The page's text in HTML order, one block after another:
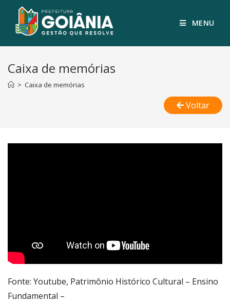
MENU
Caixa de memórias
> Caixa de memórias
Voltar
Fonte: Youtube, Patrimônio Histórico Cultural – Ensino
Fundamental –